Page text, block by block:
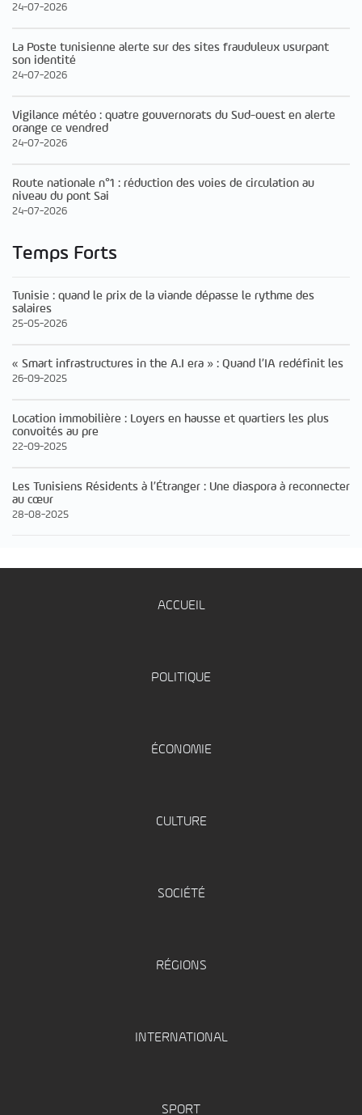
24-07-2026
La Poste tunisienne alerte sur des sites frauduleux usurpant
son identité
24-07-2026
Vigilance météo : quatre gouvernorats du Sud-ouest en alerte
orange ce vendred
24-07-2026
Route nationale n°1 : réduction des voies de circulation au
niveau du pont Sai
24-07-2026
Temps Forts
Tunisie : quand le prix de la viande dépasse le rythme des
salaires
25-05-2026
« Smart infrastructures in the A.I era » : Quand l’IA redéfinit les
26-09-2025
Location immobilière : Loyers en hausse et quartiers les plus
convoités au pre
22-09-2025
Les Tunisiens Résidents à l’Étranger : Une diaspora à reconnecter
au cœur
28-08-2025
ACCUEIL
POLITIQUE
ÉCONOMIE
CULTURE
SOCIÉTÉ
RÉGIONS
INTERNATIONAL
SPORT